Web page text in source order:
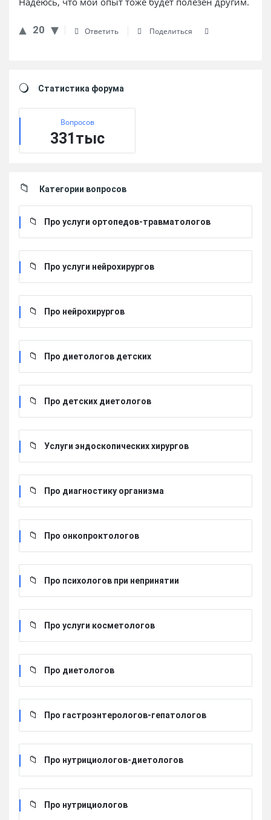
20 Ответить Поделиться
Статистика форума
Вопросов
331тыс
Категории вопросов
Про услуги ортопедов-травматологов
Про услуги нейрохирургов
Про нейрохирургов
Про диетологов детских
Про детских диетологов
Услуги эндоскопических хирургов
Про диагностику организма
Про онкопроктологов
Про психологов при непринятии
Про услуги косметологов
Про диетологов
Про гастроэнтерологов-гепатологов
Про нутрициологов-диетологов
Про нутрициологов